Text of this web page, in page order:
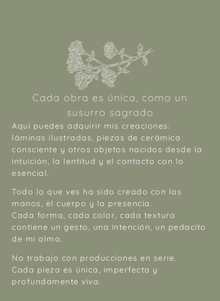
Cada obra es única, como un
susurro sagrado
Aquí puedes adquirir mis creaciones:
láminas ilustradas, piezas de cerámica
consciente y otros objetos nacidos desde la
intuición, la lentitud y el contacto con lo
esencial.
Todo lo que ves ha sido creado con las
manos, el cuerpo y la presencia.
Cada forma, cada color, cada textura
contiene un gesto, una intención, un pedacito
de mi alma.
No trabajo con producciones en serie.
Cada pieza es única, imperfecta y
profundamente viva.